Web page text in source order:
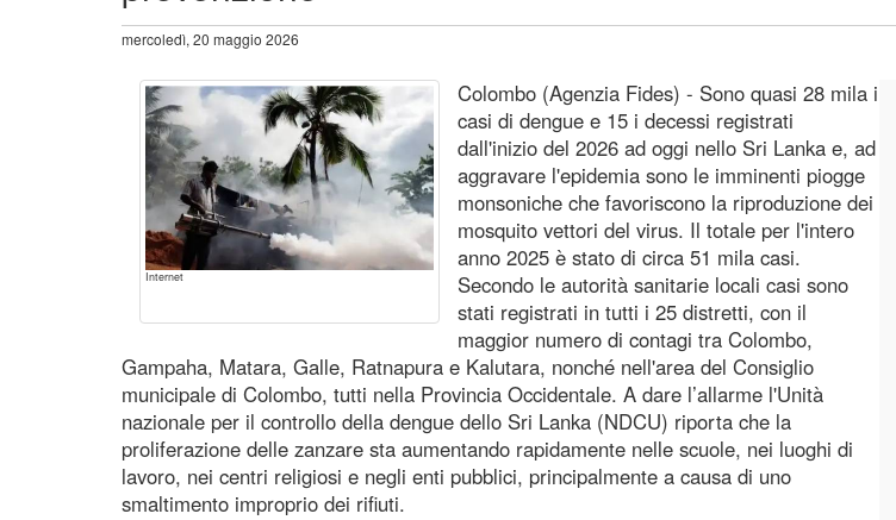
mercoledì, 20 maggio 2026
Internet
Colombo (Agenzia Fides) - Sono quasi 28 mila i
casi di dengue e 15 i decessi registrati
dall'inizio del 2026 ad oggi nello Sri Lanka e, ad
aggravare l'epidemia sono le imminenti piogge
monsoniche che favoriscono la riproduzione dei
mosquito vettori del virus. Il totale per l'intero
anno 2025 è stato di circa 51 mila casi.
Secondo le autorità sanitarie locali casi sono
stati registrati in tutti i 25 distretti, con il
maggior numero di contagi tra Colombo,
Gampaha, Matara, Galle, Ratnapura e Kalutara, nonché nell'area del Consiglio
municipale di Colombo, tutti nella Provincia Occidentale. A dare l’allarme l'Unità
nazionale per il controllo della dengue dello Sri Lanka (NDCU) riporta che la
proliferazione delle zanzare sta aumentando rapidamente nelle scuole, nei luoghi di
lavoro, nei centri religiosi e negli enti pubblici, principalmente a causa di uno
smaltimento improprio dei rifiuti.